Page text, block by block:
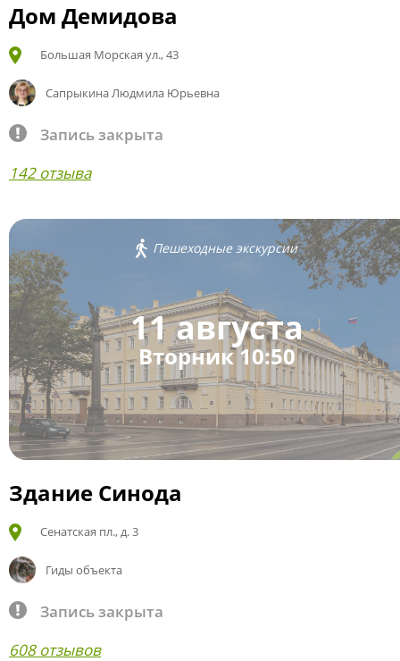
Дом Демидова
Большая Морская ул., 43
Сапрыкина Людмила Юрьевна
Запись закрыта
142 отзыва
Пешеходные экскурсии
11 августа
Вторник 10:50
Здание Синода
Сенатская пл., д. 3
Гиды объекта
Запись закрыта
608 отзывов